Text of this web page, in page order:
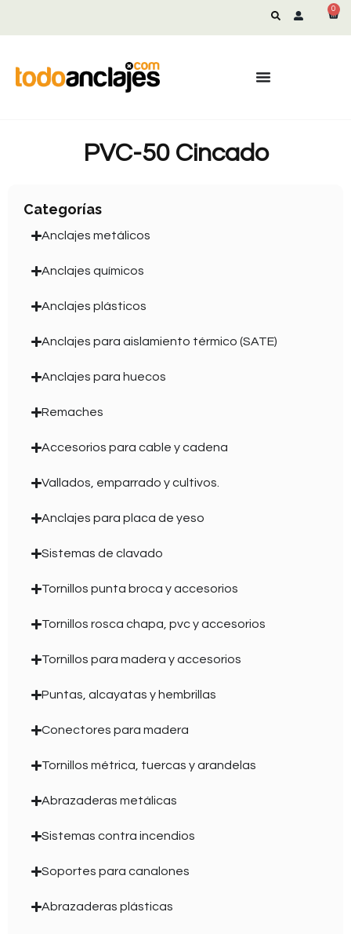
0
PVC-50 Cincado
Categorías
Anclajes metálicos
Anclajes químicos
Anclajes plásticos
Anclajes para aislamiento térmico (SATE)
Anclajes para huecos
Remaches
Accesorios para cable y cadena
Vallados, emparrado y cultivos.
Anclajes para placa de yeso
Sistemas de clavado
Tornillos punta broca y accesorios
Tornillos rosca chapa, pvc y accesorios
Tornillos para madera y accesorios
Puntas, alcayatas y hembrillas
Conectores para madera
Tornillos métrica, tuercas y arandelas
Abrazaderas metálicas
Sistemas contra incendios
Soportes para canalones
Abrazaderas plásticas